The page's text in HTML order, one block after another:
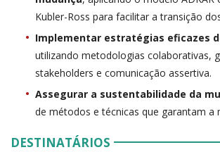
Kubler-Ross para facilitar a transição
Implementar estratégias eficazes
utilizando metodologias colaborativas,
stakeholders e comunicação assertiva.
Assegurar a sustentabilidade da
de métodos e técnicas que garantam a
DESTINATÁRIOS